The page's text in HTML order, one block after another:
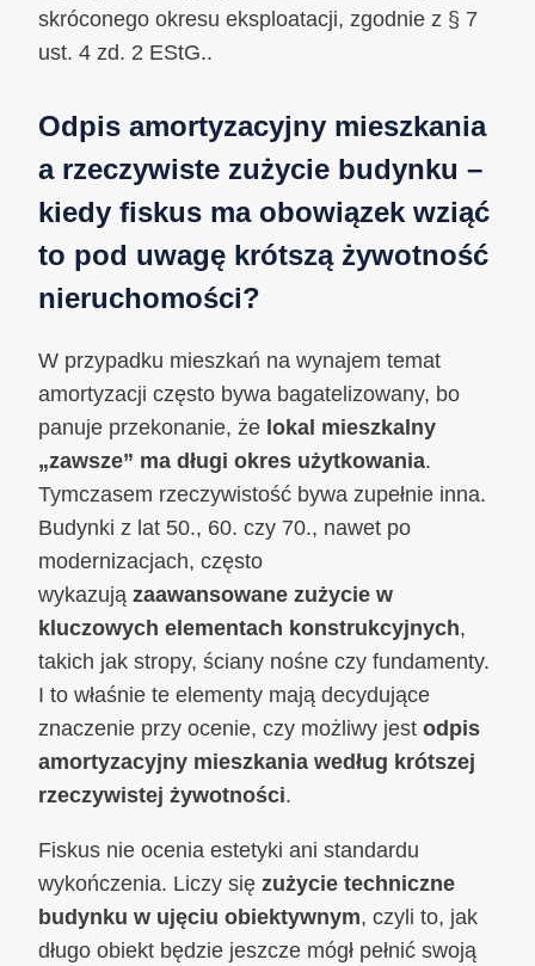
skróconego okresu eksploatacji, zgodnie z § 7
ust. 4 zd. 2 EStG..
Odpis amortyzacyjny mieszkania
a rzeczywiste zużycie budynku –
kiedy fiskus ma obowiązek wziąć
to pod uwagę krótszą żywotność
nieruchomości?
W przypadku mieszkań na wynajem temat
amortyzacji często bywa bagatelizowany, bo
panuje przekonanie, że lokal mieszkalny
„zawsze” ma długi okres użytkowania.
Tymczasem rzeczywistość bywa zupełnie inna.
Budynki z lat 50., 60. czy 70., nawet po
modernizacjach, często
wykazują zaawansowane zużycie w
kluczowych elementach konstrukcyjnych,
takich jak stropy, ściany nośne czy fundamenty.
I to właśnie te elementy mają decydujące
znaczenie przy ocenie, czy możliwy jest odpis
amortyzacyjny mieszkania według krótszej
rzeczywistej żywotności.
Fiskus nie ocenia estetyki ani standardu
wykończenia. Liczy się zużycie techniczne
budynku w ujęciu obiektywnym, czyli to, jak
długo obiekt będzie jeszcze mógł pełnić swoją